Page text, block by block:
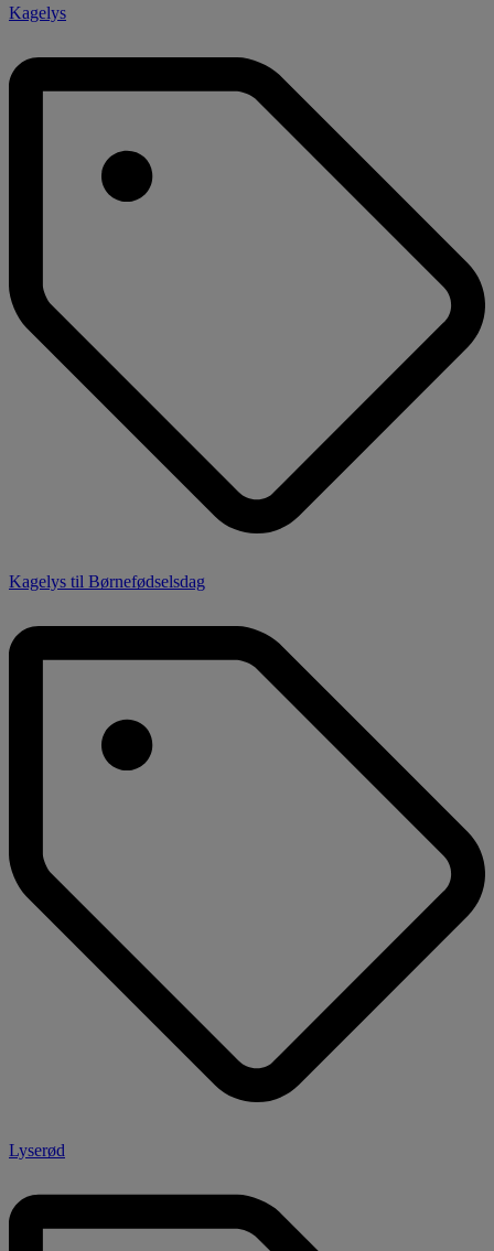
Kagelys
Kagelys til Børnefødselsdag
Lyserød